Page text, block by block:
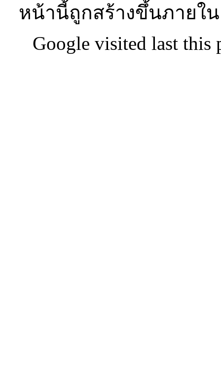
หน้านี้ถูกสร้างขึ้นภายใน
Google visited last this